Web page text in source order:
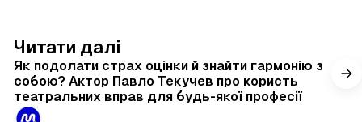
Читати далі
Як подолати страх оцінки й знайти гармонію з
собою? Актор Павло Текучев про користь
театральних вправ для будь-якої професії